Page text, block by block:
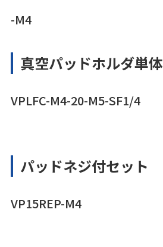
-M4
真空パッドホルダ単体
VPLFC-M4-20-M5-SF1/4
パッドネジ付セット
VP15REP-M4